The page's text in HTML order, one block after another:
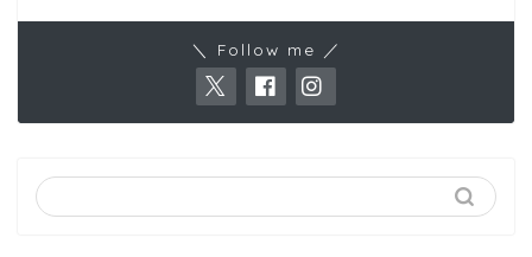
＼ Follow me ／